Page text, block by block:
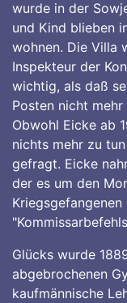
wurde in der
und Kind blieben
wohnen. Die Villa
Inspekteur der
wichtig, als daß
Posten nicht
Obwohl Eicke ab
nichts mehr zu
gefragt. Eicke
der es um den
Glücks wurde
abgebrochenen
kaufmännische